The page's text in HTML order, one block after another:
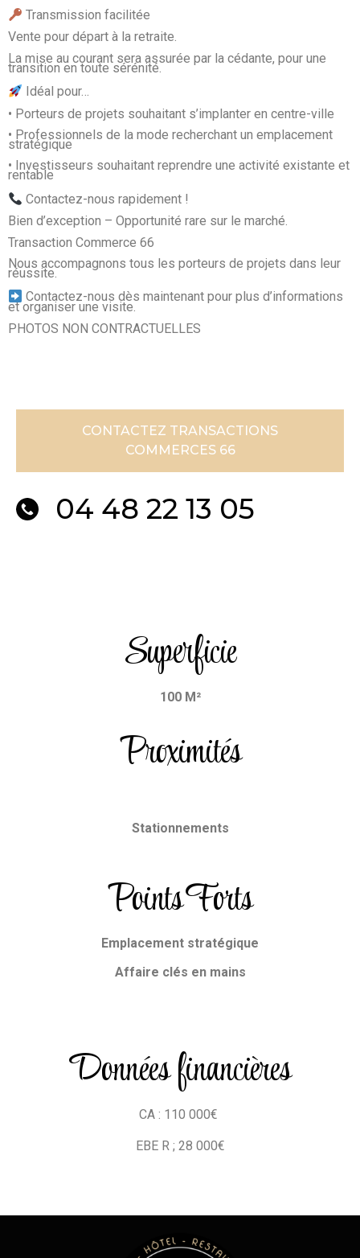
Transmission facilitée
Vente pour départ à la retraite.
La mise au courant sera assurée par la cédante, pour une
transition en toute sérénité.
Idéal pour…
• Porteurs de projets souhaitant s’implanter en centre-ville
• Professionnels de la mode recherchant un emplacement
stratégique
• Investisseurs souhaitant reprendre une activité existante et
rentable
Contactez-nous rapidement !
Bien d’exception – Opportunité rare sur le marché.
Transaction Commerce 66
Nous accompagnons tous les porteurs de projets dans leur
réussite.
Contactez-nous dès maintenant pour plus d’informations
et organiser une visite.
PHOTOS NON CONTRACTUELLES
CONTACTEZ TRANSACTIONS
COMMERCES 66
04 48 22 13 05
Superficie
100 M²
Proximités
Stationnements
Points Forts
Emplacement stratégique
Affaire clés en mains
Données financières
CA : 110 000€
EBE R ; 28 000€